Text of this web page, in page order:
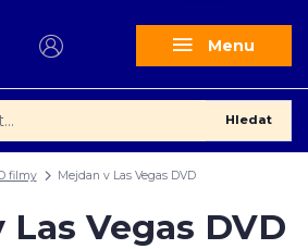
Menu
Hledat
filmy Mejdan v Las Vegas DVD
Vegas DVD